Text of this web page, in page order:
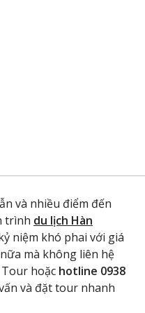
và nhiều điểm đến
trình du lịch Hàn
niệm khó phai với giá
mà không liên hệ
hoặc hotline 0938
và đặt tour nhanh